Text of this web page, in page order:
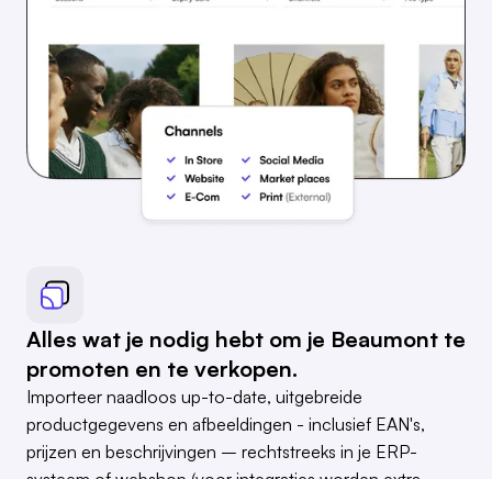
Alles wat je nodig hebt om je Beaumont te
promoten en te verkopen.
Importeer naadloos up-to-date, uitgebreide
productgegevens en afbeeldingen - inclusief EAN's,
prijzen en beschrijvingen – rechtstreeks in je ERP-